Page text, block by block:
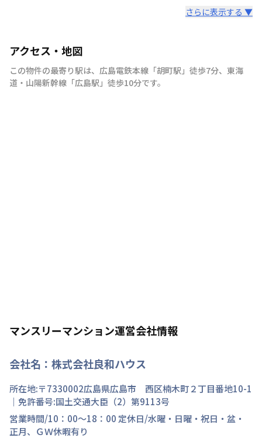
さらに表示する ▼
アクセス・地図
この物件の最寄り駅は、 広島電鉄本線 「胡町駅 」 徒歩7分、 東海
道・山陽新幹線 「広島駅 」 徒歩10分です。
マンスリーマンション運営会社情報
会社名： 株式会社良和ハウス
所在地:〒7330002広島県広島市 西区楠木町２丁目番地10-1
｜免許番号:国土交通大臣（2）第9113号
営業時間/10：00～18：00 定休日/水曜・日曜・祝日・盆・
正月、ＧＷ休暇有り